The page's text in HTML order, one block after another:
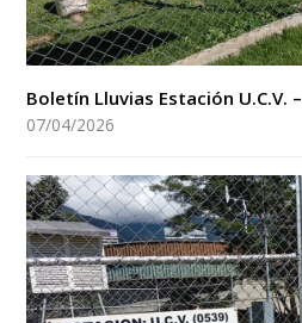
Boletín Lluvias Estación U.C.V.
07/04/2026